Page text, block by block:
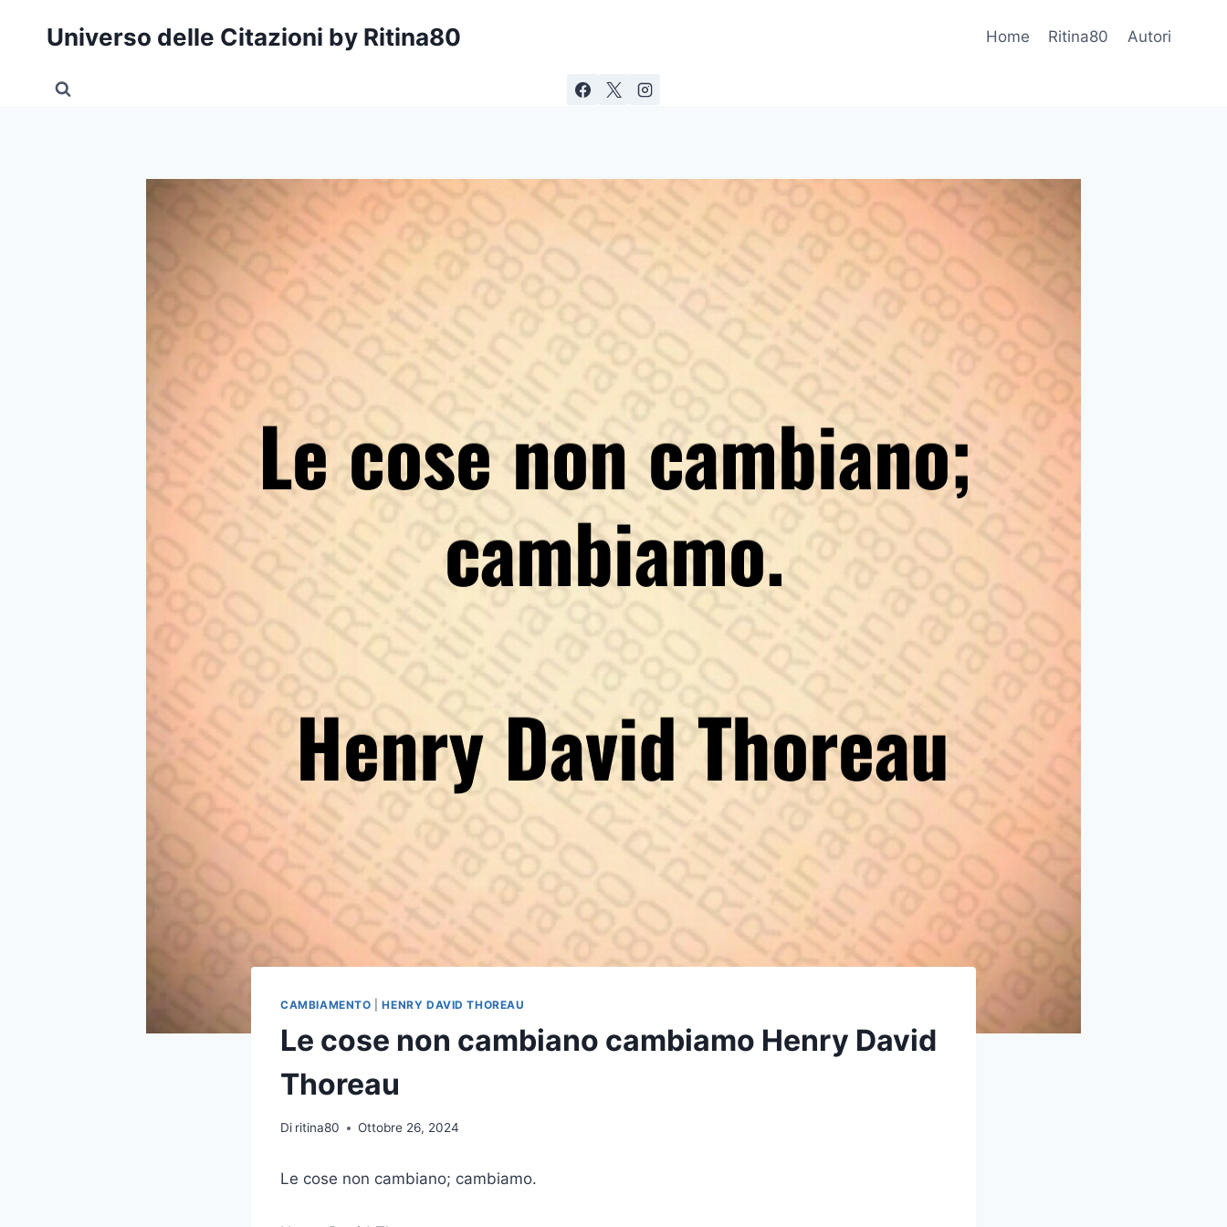
Universo delle Citazioni by Ritina80 Home Ritina80 Autori
CAMBIAMENTO |HENRY DAVID THOREAU
Le cose non cambiano cambiamo Henry David
Thoreau
Di ritina80 Ottobre 26, 2024
Le cose non cambiano; cambiamo.